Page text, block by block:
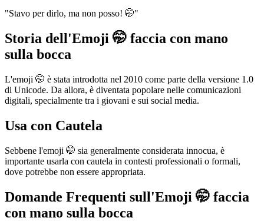
"Stavo per dirlo, ma non posso! 🤭"
Storia dell'Emoji 🤭 faccia con mano
sulla bocca
L'emoji 🤭 è stata introdotta nel 2010 come parte della versione 1.0
di Unicode. Da allora, è diventata popolare nelle comunicazioni
digitali, specialmente tra i giovani e sui social media.
Usa con Cautela
Sebbene l'emoji 🤭 sia generalmente considerata innocua, è
importante usarla con cautela in contesti professionali o formali,
dove potrebbe non essere appropriata.
Domande Frequenti sull'Emoji 🤭 faccia
con mano sulla bocca